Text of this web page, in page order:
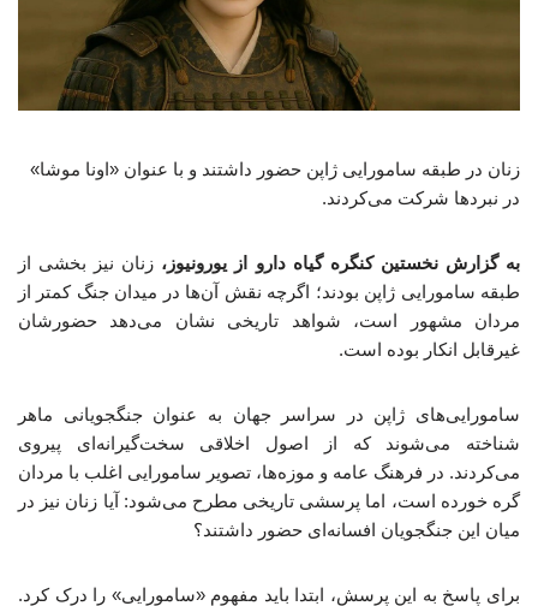
زنان در طبقه سامورایی ژاپن حضور داشتند و با عنوان «اونا موشا»
در نبردها شرکت می‌کردند.
به گزارش نخستین کنگره گیاه دارو از یورونیوز، زنان نیز بخشی از
طبقه سامورایی ژاپن بودند؛ اگرچه نقش آن‌ها در میدان جنگ کمتر از
مردان مشهور است، شواهد تاریخی نشان می‌دهد حضورشان
غیرقابل انکار بوده است.
سامورایی‌های ژاپن در سراسر جهان به عنوان جنگجویانی ماهر
شناخته می‌شوند که از اصول اخلاقی سخت‌گیرانه‌ای پیروی
می‌کردند. در فرهنگ عامه و موزه‌ها، تصویر سامورایی اغلب با مردان
گره خورده است، اما پرسشی تاریخی مطرح می‌شود: آیا زنان نیز در
میان این جنگجویان افسانه‌ای حضور داشتند؟
برای پاسخ به این پرسش، ابتدا باید مفهوم «سامورایی» را درک کرد.